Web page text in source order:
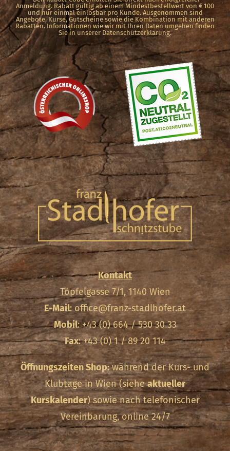
gewählt
werden
Anmeldung. Rabatt gültig ab einem Mindestbestellwert von € 100
und nur einmal einlösbar pro Kunde. Ausgenommen sind
Angebote, Kurse, Gutscheine sowie die Kombination mit anderen
Rabatten. Informationen wie wir mit Ihren Daten umgehen finden
Sie in unserer Datenschutzerklärung.
Kontakt
Töpfelgasse 7/1, 1140 Wien
E-Mail:office@franz-stadlhofer.at
Mobil: +43 (0) 664 / 530 30 33
Fax: +43 (0) 1 / 89 20 114
Öffnungszeiten Shop:während der Kurs- und
Klubtage in Wien (sieheaktueller
Kurskalender) sowie nach telefonischer
Vereinbarung, online 24/7